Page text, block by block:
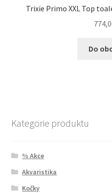
Trixie Primo XXL Top
Do
Kategorie produktu
% Akce
Akvaristika
Kočky